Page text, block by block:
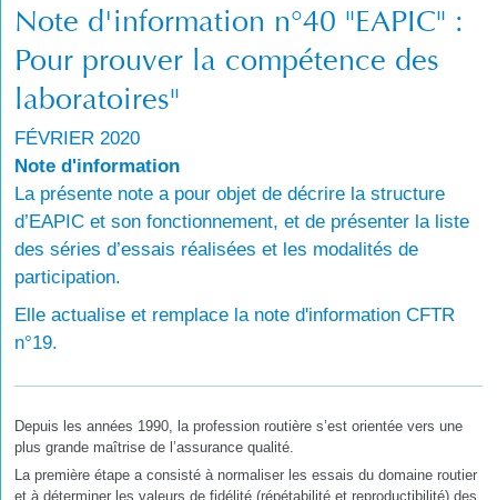
Note d'information n°40 "EAPIC" :
Pour prouver la compétence des
laboratoires"
FÉVRIER 2020
Note d'information
La présente note a pour objet de décrire la structure
d’EAPIC et son fonctionnement, et de présenter la liste
des séries d’essais réalisées et les modalités de
participation.
Elle actualise et remplace la note d'information CFTR
n°19.
Depuis les années 1990, la profession routière s’est orientée vers une
plus grande maîtrise de l’assurance qualité.
La première étape a consisté à normaliser les essais du domaine routier
et à déterminer les valeurs de fidélité (répétabilité et reproductibilité) des